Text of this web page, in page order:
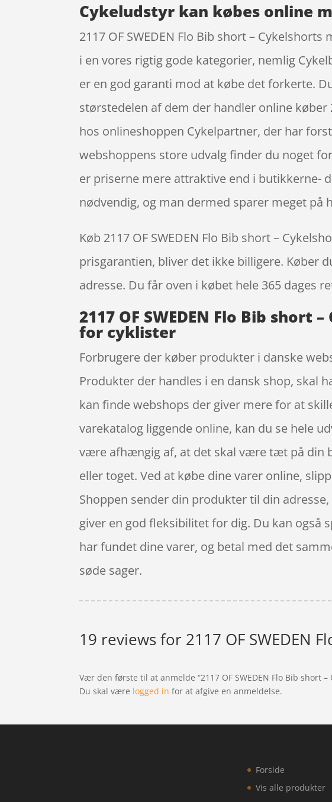
Cykeludstyr kan købes online
2117 OF SWEDEN Flo Bib short –
i en vores rigtig gode kategorier, nemlig
er en god garanti mod at købe det forkerte.
størstedelen af dem der handler online køber
hos onlineshoppen Cykelpartner, der har
webshoppens store udvalg finder du noget
er priserne mere attraktive end i butikkerne-
nødvendig, og man dermed sparer meget på
Køb 2117 OF SWEDEN Flo Bib short –
prisgarantien, bliver det ikke billigere. Køber
adresse. Du får oven i købet hele 365 dages
2117 OF SWEDEN Flo Bib
for cyklister
Forbrugere der køber produkter i danske
Produkter der handles i en dansk shop, skal
kan finde webshops der giver mere for at
varekatalog liggende online, kan du se hele
være afhængig af, at det skal være tæt på din
eller toget. Ved at købe dine varer online,
Shoppen sender din produkter til din
giver en god fleksibilitet for dig. Du kan også
har fundet dine varer, og betal med det
søde sager.
19 reviews for 2117 OF SWEDEN
Vær den første til at anmelde “2117 OF SWEDEN Flo Bib short –
Du skal være logged in for at afgive en anmeldelse.
Forside
Vis alle produkter